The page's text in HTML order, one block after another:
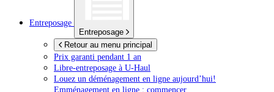
Entreposage
Entreposage
Retour au menu principal
Prix garanti pendant 1 an
Libre-entreposage à U-Haul
Louez un déménagement en ligne aujourd’hui!
Emménagement en ligne : commencer